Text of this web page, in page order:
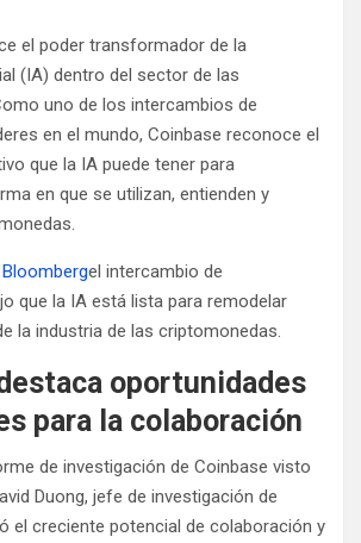
el poder transformador de la
(IA) dentro del sector de las
uno de los intercambios de
en el mundo, Coinbase reconoce el
que la IA puede tener para
en que se utilizan, entienden y
el intercambio de
que la IA está lista para remodelar
la industria de las criptomonedas.
oportunidades
para la colaboración
de investigación de Coinbase visto
Duong, jefe de investigación de
el creciente potencial de colaboración y